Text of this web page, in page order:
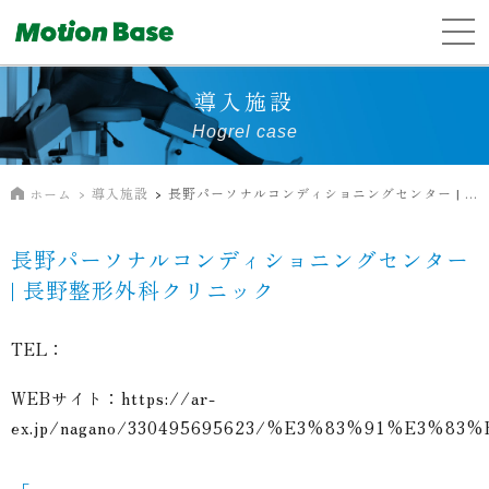
導入施設
Hogrel case
ホーム 導入施設 長野パーソナルコンディショニングセンター | 長野整形外科クリニック
長野パーソナルコンディショニングセンター
| 長野整形外科クリニック
TEL：
WEBサイト： https://ar-
ex.jp/nagano/330495695623/